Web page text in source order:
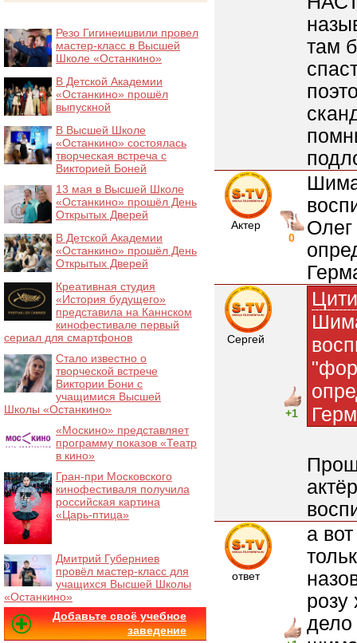
там
Актер
0
Олег
Сергей
+1
ответ
а
розу
дело
Резо Гигинеишвили провел
мастер-класс в Высшей
Школе «Останкино»
В Детской Академии
«Останкино» прошёл
выпускной
В Высшей Школе
«Останкино» состоялась
творческая встреча с
Викторией Боней
13 мая в Высшей Школе
«Останкино» прошёл День
Открытых Дверей
В Детской Академии
«Останкино» прошёл День
Открытых Дверей
Креативная студия
«История будущего»
представила на Каннском
кинофестивале первый
сериал для смартфонов
Стало известно о
творческой встрече
Виктории Бони с
учащимися Высшей
Школы «Останкино»
«Москино» представляет
программу показов «Театр
в кино»
Гран-при Московского
кинофестиваля получила
российская картина
«Царь-птица»
Дмитрий Губерниев
провёл мастер-класс для
учащихся Высшей Школы
«Останкино»
Добавьте своё учебное
заведение